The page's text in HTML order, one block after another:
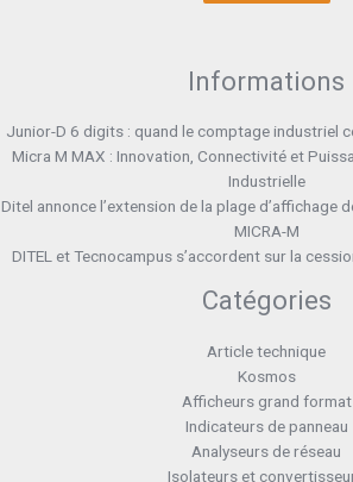
Informations
Junior-D 6 digits : quand le comptage industriel
Micra M MAX : Innovation, Connectivité et
Industrielle
Ditel annonce l’extension de la plage d’affichage
MICRA-M
DITEL et Tecnocampus s’accordent sur la
Catégories
Article technique
Kosmos
Afficheurs grand format
Indicateurs de panneau
Analyseurs de réseau
Isolateurs et